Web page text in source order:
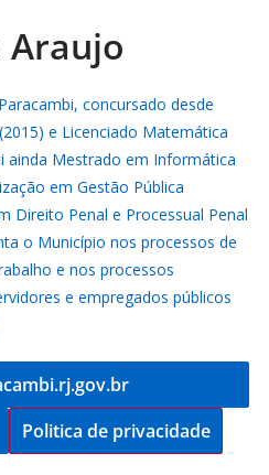
Araujo
concursado desde
e Licenciado Matemática
ainda Mestrado em Informática
em Gestão Pública
Direito Penal e Processual Penal
o Município nos processos de
e nos processos
e empregados públicos
Politica de privacidade